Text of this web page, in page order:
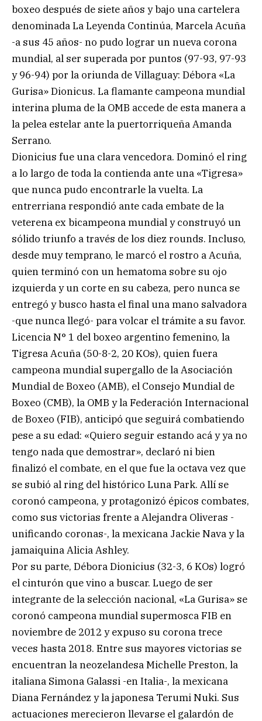
boxeo después de siete años y bajo una cartelera
denominada La Leyenda Continúa, Marcela Acuña
-a sus 45 años- no pudo lograr un nueva corona
mundial, al ser superada por puntos (97-93, 97-93
y 96-94) por la oriunda de Villaguay: Débora «La
Gurisa» Dionicus. La flamante campeona mundial
interina pluma de la OMB accede de esta manera a
la pelea estelar ante la puertorriqueña Amanda
Serrano.
Dionicius fue una clara vencedora. Dominó el ring
a lo largo de toda la contienda ante una «Tigresa»
que nunca pudo encontrarle la vuelta. La
entrerriana respondió ante cada embate de la
veterena ex bicampeona mundial y construyó un
sólido triunfo a través de los diez rounds. Incluso,
desde muy temprano, le marcó el rostro a Acuña,
quien terminó con un hematoma sobre su ojo
izquierda y un corte en su cabeza, pero nunca se
entregó y busco hasta el final una mano salvadora
-que nunca llegó- para volcar el trámite a su favor.
Licencia N° 1 del boxeo argentino femenino, la
Tigresa Acuña (50-8-2, 20 KOs), quien fuera
campeona mundial supergallo de la Asociación
Mundial de Boxeo (AMB), el Consejo Mundial de
Boxeo (CMB), la OMB y la Federación Internacional
de Boxeo (FIB), anticipó que seguirá combatiendo
pese a su edad: «Quiero seguir estando acá y ya no
tengo nada que demostrar», declaró ni bien
finalizó el combate, en el que fue la octava vez que
se subió al ring del histórico Luna Park. Allí se
coronó campeona, y protagonizó épicos combates,
como sus victorias frente a Alejandra Oliveras -
unificando coronas-, la mexicana Jackie Nava y la
jamaiquina Alicia Ashley.
Por su parte, Débora Dionicius (32-3, 6 KOs) logró
el cinturón que vino a buscar. Luego de ser
integrante de la selección nacional, «La Gurisa» se
coronó campeona mundial supermosca FIB en
noviembre de 2012 y expuso su corona trece
veces hasta 2018. Entre sus mayores victorias se
encuentran la neozelandesa Michelle Preston, la
italiana Simona Galassi -en Italia-, la mexicana
Diana Fernández y la japonesa Terumi Nuki. Sus
actuaciones merecieron llevarse el galardón de